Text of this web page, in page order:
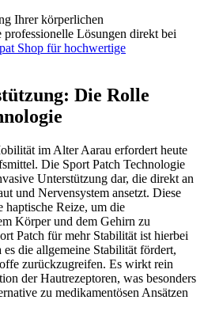
Ihrer körperlichen
Lösungen direkt bei
Shop für hochwertige
Die Rolle
im Alter Aarau erfordert heute
Die Sport Patch Technologie
Unterstützung dar, die direkt an
und Nervensystem ansetzt. Diese
haptische Reize, um die
Körper und dem Gehirn zu
Patch für mehr Stabilität ist hierbei
die allgemeine Stabilität fördert,
zurückzugreifen. Es wirkt rein
der Hautrezeptoren, was besonders
zu medikamentösen Ansätzen